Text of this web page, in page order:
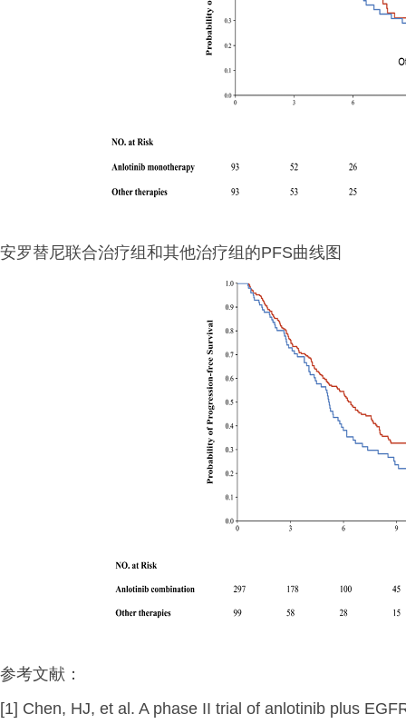
安罗替尼联合治疗组和其他治疗组的PFS曲线图
参考文献：
[1] Chen, HJ, et al. A phase II trial of anlotinib plus